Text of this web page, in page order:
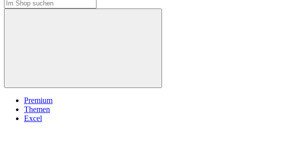
Premium
Themen
Excel